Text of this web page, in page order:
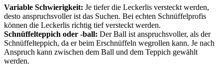
Variable Schwierigkeit: Je tiefer die Leckerlis versteckt werden,
desto anspruchsvoller ist das Suchen. Bei echten Schnüffelprofis
können die Leckerlis richtig tief versteckt werden.
Schnüffelteppich oder -ball: Der Ball ist anspruchsvoller, als der
Schnüffelteppich, da er beim Erschnüffeln wegrollen kann. Je nach
Anspruch kann zwischen dem Ball und dem Teppich gewählt
werden.